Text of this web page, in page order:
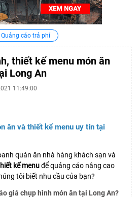
Quảng cáo trả phí
thiết kế menu món ăn
Long An
11:49:00
ăn và thiết kế menu uy tín tại
quán ăn nhà hàng khách sạn và
kế menuđể quảng cáo nâng cao
tôi biết nhu cầu của bạn?
giá chụp hình món ăn tại Long An?